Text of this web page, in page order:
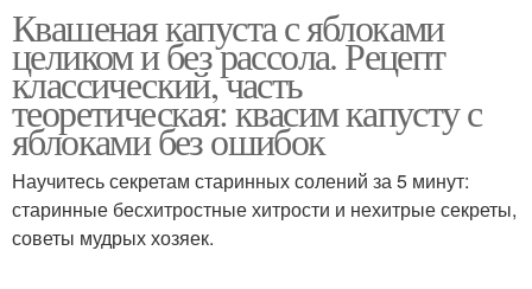
Квашеная капуста с яблоками
целиком и без рассола. Рецепт
классический, часть
теоретическая: квасим капусту с
яблоками без ошибок
Научитесь секретам старинных солений за 5 минут:
старинные бесхитростные хитрости и нехитрые секреты,
советы мудрых хозяек.